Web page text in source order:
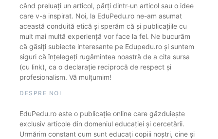
când preluați un articol, părți dintr-un articol sau o idee
care v-a inspirat. Noi, la EduPedu.ro ne-am asumat
această conduită etică și sperăm că și publicațiile cu
mult mai multă experiență vor face la fel. Ne bucurăm
că găsiți subiecte interesante pe Edupedu.ro și suntem
siguri că înțelegeți rugămintea noastră de a cita sursa
(cu link), ca o declarație reciprocă de respect și
profesionalism. Vă mulțumim!
DESPRE NOI
EduPedu.ro este o publicație online care găzduiește
exclusiv articole din domeniul educației și cercetării.
Urmărim constant cum sunt educați copiii noștri, cine și